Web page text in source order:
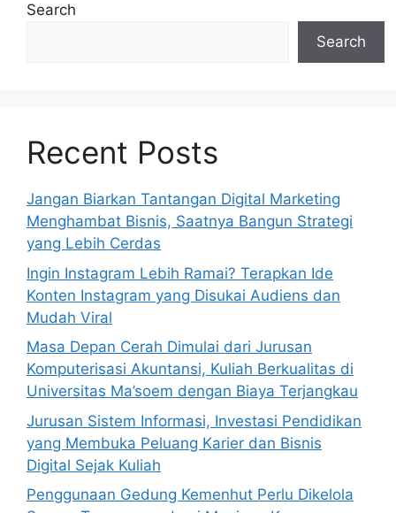
Search
Search
Recent Posts
Jangan Biarkan Tantangan Digital Marketing
Menghambat Bisnis, Saatnya Bangun Strategi
yang Lebih Cerdas
Ingin Instagram Lebih Ramai? Terapkan Ide
Konten Instagram yang Disukai Audiens dan
Mudah Viral
Masa Depan Cerah Dimulai dari Jurusan
Komputerisasi Akuntansi, Kuliah Berkualitas di
Universitas Ma’soem dengan Biaya Terjangkau
Jurusan Sistem Informasi, Investasi Pendidikan
yang Membuka Peluang Karier dan Bisnis
Digital Sejak Kuliah
Penggunaan Gedung Kemenhut Perlu Dikelola